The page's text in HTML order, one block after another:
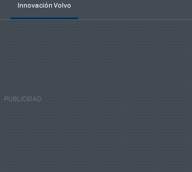
Innovación Volvo